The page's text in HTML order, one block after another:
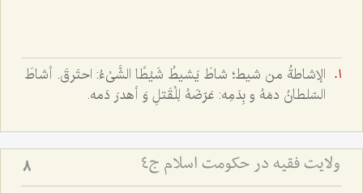
الإشاطةُ من شيط؛ شاطَ يَشيطُ شَيْطًا الشَّىْ‌ءُ: احتَرقَ. أشاطَ
السّلطانُ دمَهُ و بِدَمِه: عَرّضَهُ لِلْقَتلِ وَ أهدرَ دَمه.
ولایت فقیه در حکومت اسلام ج4 8